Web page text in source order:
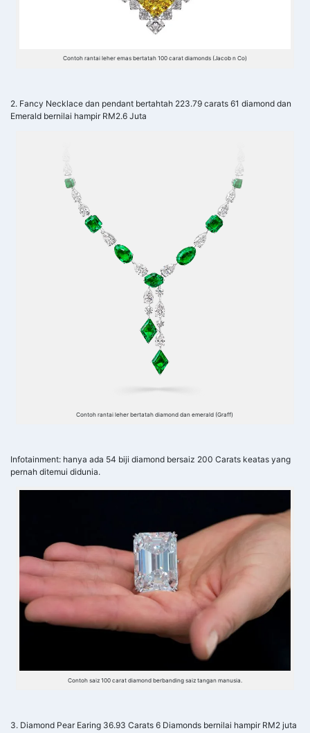
Contoh rantai leher emas bertatah 100 carat diamonds (Jacob n Co)
2. Fancy Necklace dan pendant bertahtah 223.79 carats 61 diamond dan
Emerald bernilai hampir RM2.6 Juta
Contoh rantai leher bertatah diamond dan emerald (Graff)
Infotainment: hanya ada 54 biji diamond bersaiz 200 Carats keatas yang
pernah ditemui didunia.
Contoh saiz 100 carat diamond berbanding saiz tangan manusia.
3. Diamond Pear Earing 36.93 Carats 6 Diamonds bernilai hampir RM2 juta